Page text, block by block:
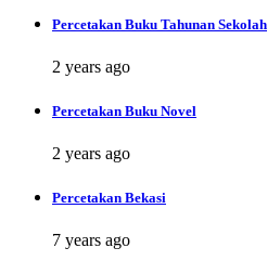
Percetakan Buku Tahunan Sekolah
2 years ago
Percetakan Buku Novel
2 years ago
Percetakan Bekasi
7 years ago